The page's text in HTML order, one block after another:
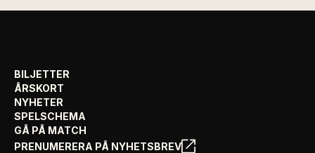
BILJETTER
ÅRSKORT
NYHETER
SPELSCHEMA
GÅ PÅ MATCH
PRENUMERERA PÅ NYHETSBREV